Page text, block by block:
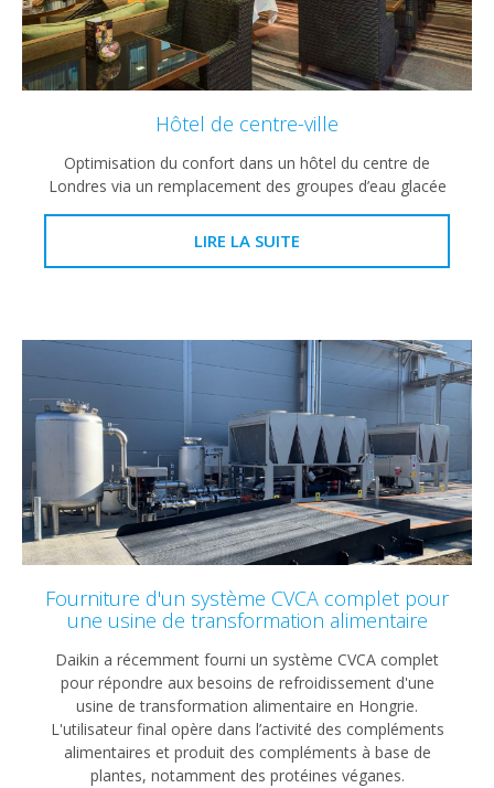
Hôtel de centre-ville
Optimisation du confort dans un hôtel du centre de
Londres via un remplacement des groupes d’eau glacée
LIRE LA SUITE
Fourniture d'un système CVCA complet pour
une usine de transformation alimentaire
Daikin a récemment fourni un système CVCA complet
pour répondre aux besoins de refroidissement d'une
usine de transformation alimentaire en Hongrie.
L'utilisateur final opère dans l’activité des compléments
alimentaires et produit des compléments à base de
plantes, notamment des protéines véganes.